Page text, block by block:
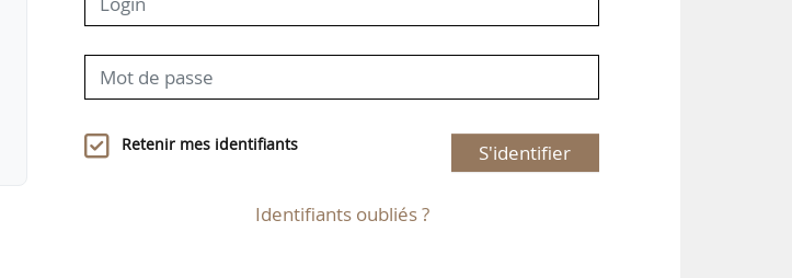
Retenir mes identifiants S'identifier
Identifiants oubliés ?